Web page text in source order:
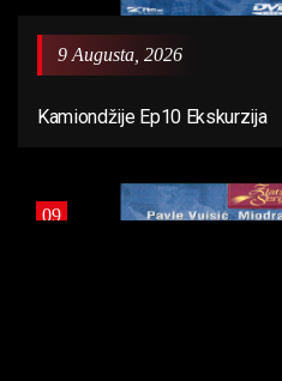
9 Augusta, 2026
Kamiondžije Ep10 Ekskurzija
09